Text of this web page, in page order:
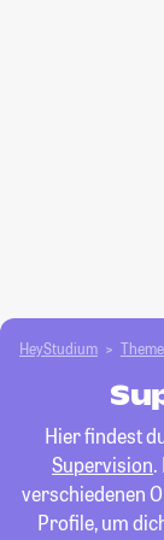
HeyStudium
Hier findest
Supervision.
verschiedenen
Profile, um